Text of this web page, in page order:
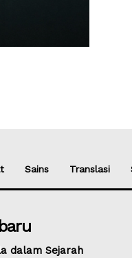
Sains Translasi
dalam Sejarah